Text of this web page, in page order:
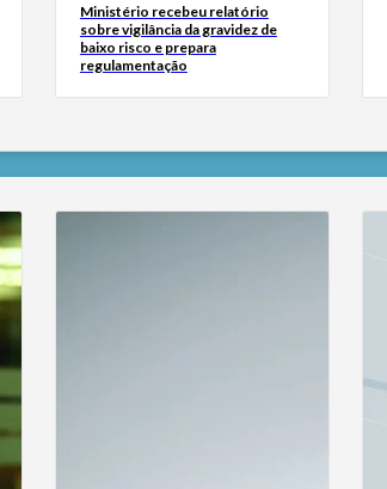
Ministério recebeu relatório
sobre vigilância da gravidez de
baixo risco e prepara
regulamentação